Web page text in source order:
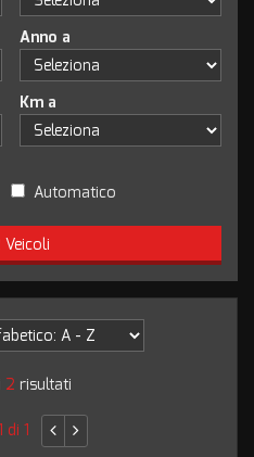
Anno a
Km a
Automatico
2 risultati
di 1